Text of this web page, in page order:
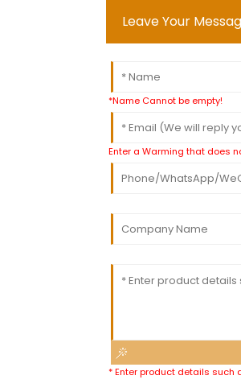
Leave Your
*Name Cannot be empty!
Enter a Warming that does
* Enter product details such